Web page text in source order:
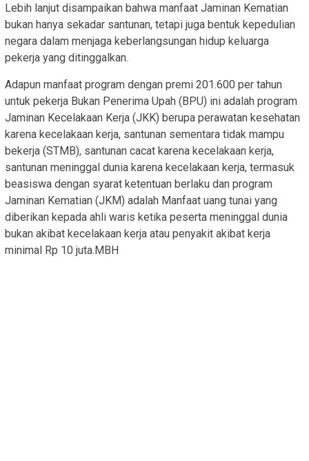
Lebih lanjut disampaikan bahwa manfaat Jaminan Kematian
bukan hanya sekadar santunan, tetapi juga bentuk kepedulian
negara dalam menjaga keberlangsungan hidup keluarga
pekerja yang ditinggalkan.
Adapun manfaat program dengan premi 201.600 per tahun
untuk pekerja Bukan Penerima Upah (BPU) ini adalah program
Jaminan Kecelakaan Kerja (JKK) berupa perawatan kesehatan
karena kecelakaan kerja, santunan sementara tidak mampu
bekerja (STMB), santunan cacat karena kecelakaan kerja,
santunan meninggal dunia karena kecelakaan kerja, termasuk
beasiswa dengan syarat ketentuan berlaku dan program
Jaminan Kematian (JKM) adalah Manfaat uang tunai yang
diberikan kepada ahli waris ketika peserta meninggal dunia
bukan akibat kecelakaan kerja atau penyakit akibat kerja
minimal Rp 10 juta.MBH